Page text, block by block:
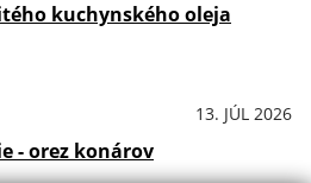
kuchynského oleja
13. JÚL 2026
- orez konárov